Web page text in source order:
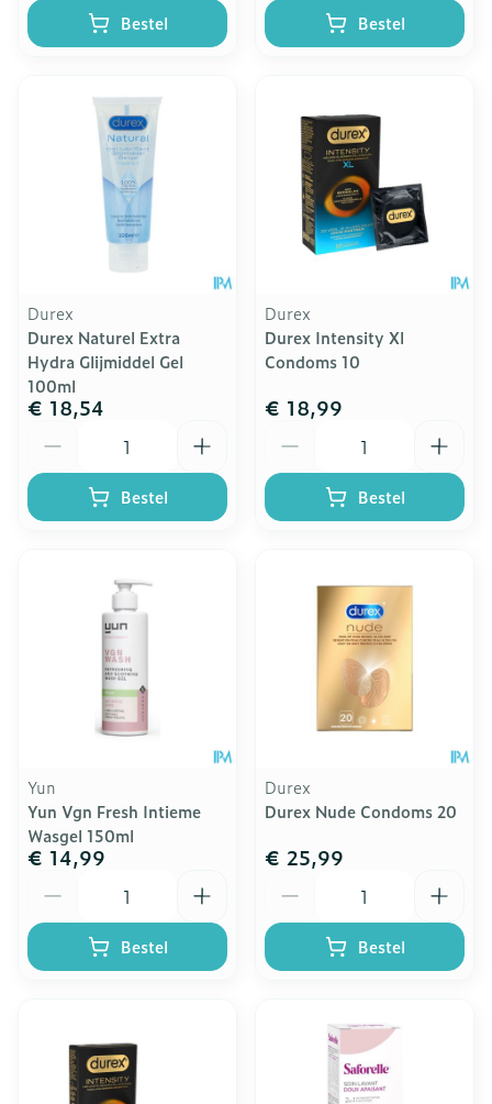
Bestel Bestel
Durex
Durex Naturel Extra
Hydra Glijmiddel Gel
100ml
€ 18,54
Bestel
Durex
Durex Intensity Xl
Condoms 10
€ 18,99
Bestel
Yun
Yun Vgn Fresh Intieme
Wasgel 150ml
€ 14,99
Bestel
Durex
Durex Nude Condoms 20
€ 25,99
Bestel